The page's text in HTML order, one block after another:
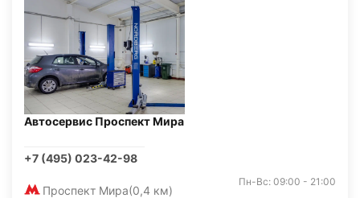
Автосервис Проспект Мира
+7 (495) 023-42-98
Проспект Мира(0,4 км)
Пн-Вс: 09:00 - 21:00